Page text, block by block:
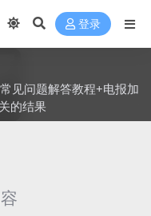
登录
见问题解答教程+电报加
的结果